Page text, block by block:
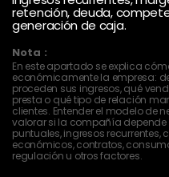
retención, deuda,
generación de caja.
Nota :
En este apartado se explica
económicamente la empresa:
proceden sus ingresos, qué
presta o qué tipo de relación
clientes. Entender el modelo de
valorar si la compañía depende
puntuales, ingresos recurrentes,
económicos, contratos,
regulación u otros factores.